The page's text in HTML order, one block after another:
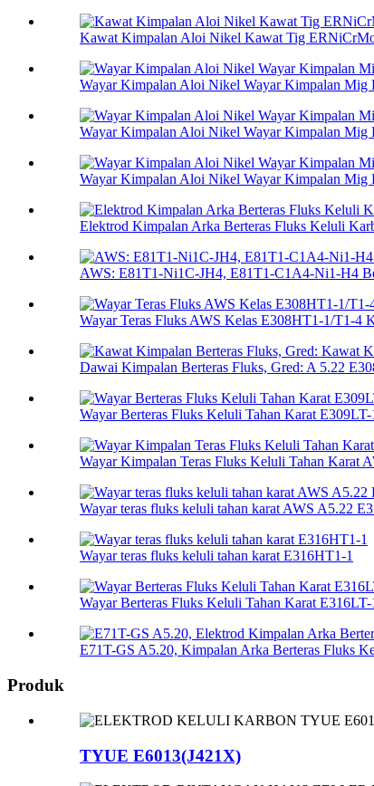
Kawat Kimpalan Aloi Nikel Kawat Tig
Wayar Kimpalan Aloi Nikel Wayar Kimpalan Mig
Wayar Kimpalan Aloi Nikel Wayar Kimpalan Mig
Wayar Kimpalan Aloi Nikel Wayar Kimpalan
Elektrod Kimpalan Arka Berteras Fluks Keluli
AWS: E81T1-Ni1C-JH4, E81T1-C1A4-Ni1-H4
Wayar Teras Fluks AWS Kelas E308HT1-1/T1-4
Dawai Kimpalan Berteras Fluks, Gred: A 5.22
Wayar Berteras Fluks Keluli Tahan Karat E309LT-
Wayar Kimpalan Teras Fluks Keluli Tahan Karat
Wayar teras fluks keluli tahan karat AWS A5.22
Wayar teras fluks keluli tahan karat E316HT1-1
Wayar Berteras Fluks Keluli Tahan Karat
E71T-GS A5.20, Kimpalan Arka Berteras Fluks
Produk
TYUE E6013(J421X)